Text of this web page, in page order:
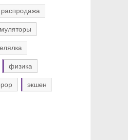
распродажа
физика
экшен